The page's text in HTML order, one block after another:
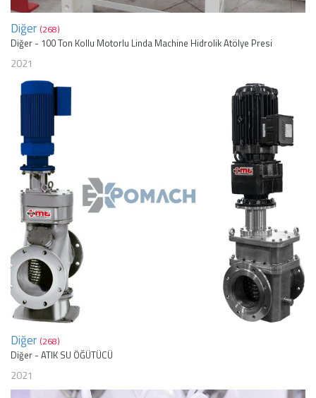
Diğer (268)
Diğer - 100 Ton Kollu Motorlu Linda Machine Hidrolik Atölye Presi
2021
Diğer (268)
Diğer - ATIK SU ÖĞÜTÜCÜ
2021